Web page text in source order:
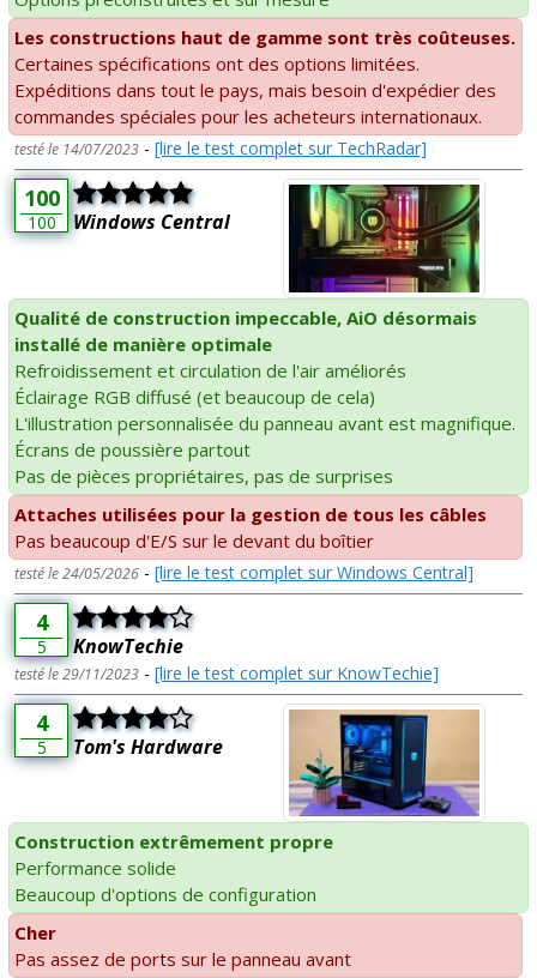
Les constructions haut de gamme sont très coûteuses.
Certaines spécifications ont des options limitées.
Expéditions dans tout le pays, mais besoin d'expédier des
commandes spéciales pour les acheteurs internationaux.
testé le 14/07/2023 - [lire le test complet sur TechRadar]
100
100 Windows Central
Qualité de construction impeccable, AiO désormais
installé de manière optimale
Refroidissement et circulation de l'air améliorés
Éclairage RGB diffusé (et beaucoup de cela)
L'illustration personnalisée du panneau avant est magnifique.
Écrans de poussière partout
Pas de pièces propriétaires, pas de surprises
Attaches utilisées pour la gestion de tous les câbles
Pas beaucoup d'E/S sur le devant du boîtier
testé le 24/05/2026 - [lire le test complet sur Windows Central]
4
5 KnowTechie
testé le 29/11/2023 - [lire le test complet sur KnowTechie]
4
5 Tom's Hardware
Construction extrêmement propre
Performance solide
Beaucoup d'options de configuration
Cher
Pas assez de ports sur le panneau avant